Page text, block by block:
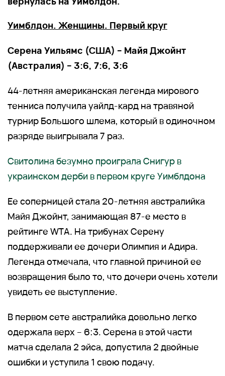
Уимблдон. Женщины. Первый круг
Серена Уильямс (США) – Майя Джойнт
(Австралия) – 3:6, 7:6, 3:6
44-летняя американская легенда мирового
тенниса получила уайлд-кард на травяной
турнир Большого шлема, который в одиночном
разряде выигрывала 7 раз.
Свитолина безумно проиграла Снигур в
украинском дерби в первом круге Уимблдона
Ее соперницей стала 20-летняя австралийка
Майя Джойнт, занимающая 87-е место в
рейтинге WTA. На трибунах Серену
поддерживали ее дочери Олимпия и Адира.
Легенда отмечала, что главной причиной ее
возвращения было то, что дочери очень хотели
увидеть ее выступление.
В первом сете австралийка довольно легко
одержала верх – 6:3. Серена в этой части
матча сделала 2 эйса, допустила 2 двойные
ошибки и уступила 1 свою подачу.